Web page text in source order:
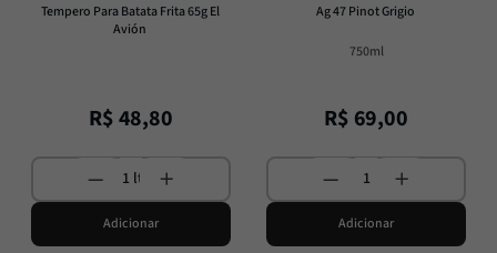
Tempero Para Batata Frita 65g El
Avión
R$48,80
Adicionar
Ag 47 Pinot Grigio
750ml
R$ 69,00
Adicionar